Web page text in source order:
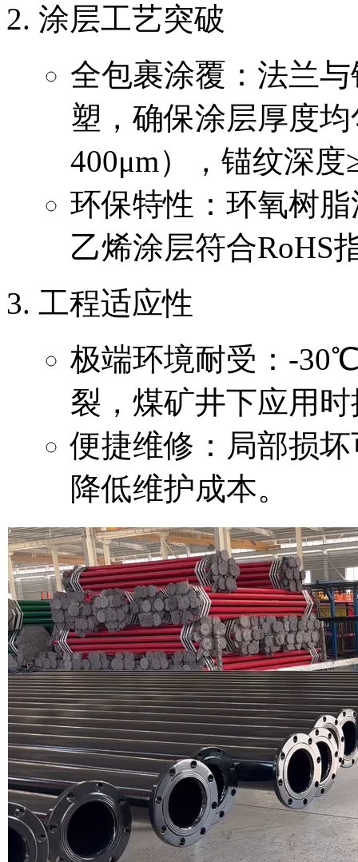
涂层工艺突破
全包裹涂覆：法兰
塑，确保涂层厚度均
400μm），锚纹深度
环保特性：环氧树
乙烯涂层符合RoHS
工程适应性
极端环境耐受：-
裂，煤矿井下应用
便捷维修：局部损
降低维护成本。